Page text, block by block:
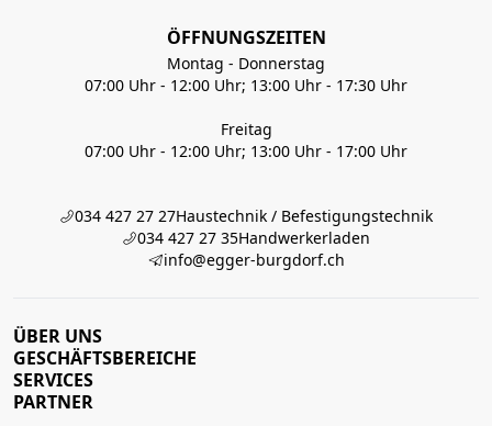
ÖFFNUNGSZEITEN
Montag - Donnerstag
07:00 Uhr - 12:00 Uhr; 13:00 Uhr - 17:30 Uhr
Freitag
07:00 Uhr - 12:00 Uhr; 13:00 Uhr - 17:00 Uhr
034 427 27 27Haustechnik / Befestigungstechnik
034 427 27 35Handwerkerladen
info@egger-burgdorf.ch
ÜBER UNS
GESCHÄFTSBEREICHE
SERVICES
PARTNER